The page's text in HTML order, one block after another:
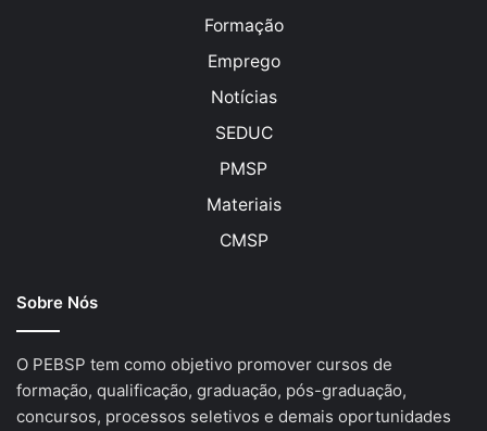
Formação
Emprego
Notícias
SEDUC
PMSP
Materiais
CMSP
Sobre Nós
O PEBSP tem como objetivo promover cursos de
formação, qualificação, graduação, pós-graduação,
concursos, processos seletivos e demais oportunidades